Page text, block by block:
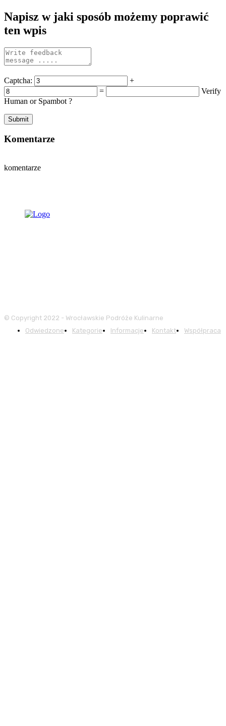
Napisz w jaki sposób możemy poprawić
ten wpis
Captcha:
+
=
Verify
Human or Spambot ?
Komentarze
komentarze
© Copyright 2022 - Wrocławskie Podróże Kulinarne
Odwiedzone
Kategorie Informacje Kontakt Współpraca